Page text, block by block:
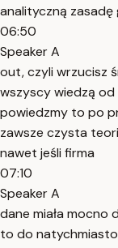
analityczną zasadę
06:50
Speaker A
out, czyli wrzucisz
wszyscy wiedzą
powiedzmy to po
zawsze czysta
nawet jeśli firma
07:10
Speaker A
dane miała mocno
to do